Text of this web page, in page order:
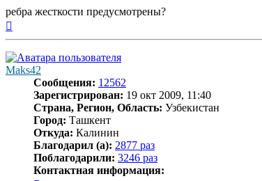
ребра жесткости предусмотрены?
Maks42
Сообщения: 12562
Зарегистрирован: 19 окт 2009, 11:40
Страна, Регион, Область: Узбекистан
Город: Ташкент
Откуда: Калинин
Благодарил (а): 2877 раз
Поблагодарили: 3246 раз
Контактная информация: